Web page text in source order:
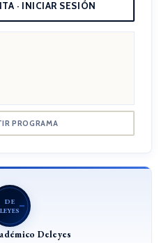
· INICIAR SESIÓN
PROGRAMA
DE
LEYES
Deleyes